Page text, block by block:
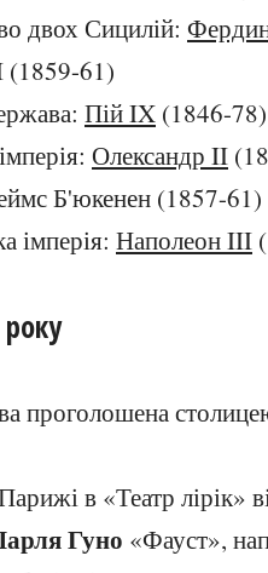
двох Сицилій:
(1859-61)
Пій IX (1846-78)
Олександр II
Б'юкенен (1857-61)
імперія: Наполеон III
року
проголошена
в «Театр лірік»
Гуно «Фауст»,